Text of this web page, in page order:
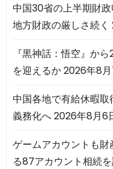
中国30省の上半期財
地方財政の厳しさ続く
『黒神話：悟空』か
を迎えるか2026年8
中国各地で有給休暇
義務化へ2026年8月6
ゲームアカウントも
る87アカウント相続